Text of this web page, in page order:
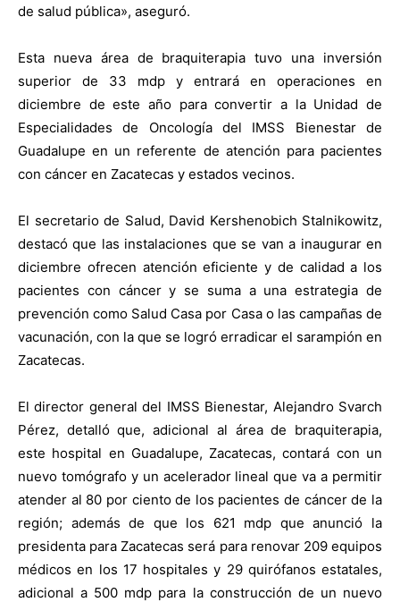
de salud pública», aseguró.
Esta nueva área de braquiterapia tuvo una inversión
superior de 33 mdp y entrará en operaciones en
diciembre de este año para convertir a la Unidad de
Especialidades de Oncología del IMSS Bienestar de
Guadalupe en un referente de atención para pacientes
con cáncer en Zacatecas y estados vecinos.
El secretario de Salud, David Kershenobich Stalnikowitz,
destacó que las instalaciones que se van a inaugurar en
diciembre ofrecen atención eficiente y de calidad a los
pacientes con cáncer y se suma a una estrategia de
prevención como Salud Casa por Casa o las campañas de
vacunación, con la que se logró erradicar el sarampión en
Zacatecas.
El director general del IMSS Bienestar, Alejandro Svarch
Pérez, detalló que, adicional al área de braquiterapia,
este hospital en Guadalupe, Zacatecas, contará con un
nuevo tomógrafo y un acelerador lineal que va a permitir
atender al 80 por ciento de los pacientes de cáncer de la
región; además de que los 621 mdp que anunció la
presidenta para Zacatecas será para renovar 209 equipos
médicos en los 17 hospitales y 29 quirófanos estatales,
adicional a 500 mdp para la construcción de un nuevo